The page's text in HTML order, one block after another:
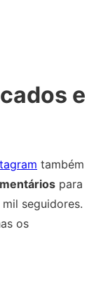
e
também
para
seguidores.
os